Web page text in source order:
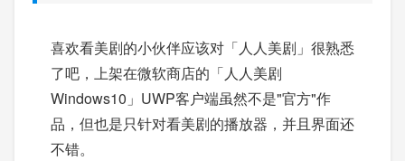
喜欢看美剧的小伙伴应该对「人人美剧」很熟悉
了吧，上架在微软商店的「人人美剧
Windows10」UWP客户端虽然不是"官方"作
品，但也是只针对看美剧的播放器，并且界面还
不错。